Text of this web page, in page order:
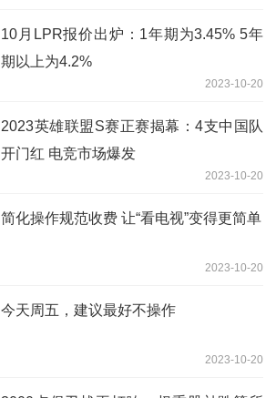
10月LPR报价出炉：1年期为3.45% 5年
期以上为4.2%
2023-10-20
2023英雄联盟S赛正赛揭幕：4支中国队
开门红 电竞市场爆发
2023-10-20
简化操作规范收费 让“看电视”变得更简单
2023-10-20
今天周五，建议最好不操作
2023-10-20